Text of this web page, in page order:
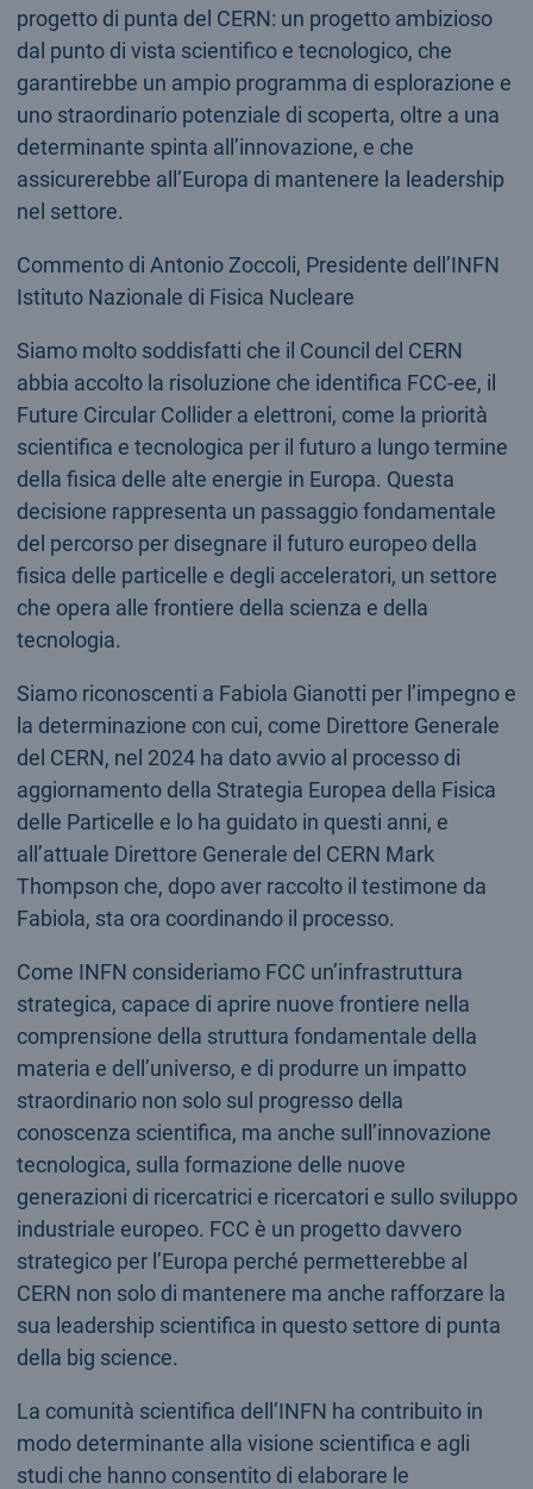
progetto di punta del CERN: un progetto ambizioso
dal punto di vista scientifico e tecnologico, che
garantirebbe un ampio programma di esplorazione e
uno straordinario potenziale di scoperta, oltre a una
determinante spinta all’innovazione, e che
assicurerebbe all’Europa di mantenere la leadership
nel settore.
Commento di Antonio Zoccoli, Presidente dell’INFN
Istituto Nazionale di Fisica Nucleare
Siamo molto soddisfatti che il Council del CERN
abbia accolto la risoluzione che identifica FCC-ee, il
Future Circular Collider a elettroni, come la priorità
scientifica e tecnologica per il futuro a lungo termine
della fisica delle alte energie in Europa. Questa
decisione rappresenta un passaggio fondamentale
del percorso per disegnare il futuro europeo della
fisica delle particelle e degli acceleratori, un settore
che opera alle frontiere della scienza e della
tecnologia.
Siamo riconoscenti a Fabiola Gianotti per l’impegno e
la determinazione con cui, come Direttore Generale
del CERN, nel 2024 ha dato avvio al processo di
aggiornamento della Strategia Europea della Fisica
delle Particelle e lo ha guidato in questi anni, e
all’attuale Direttore Generale del CERN Mark
Thompson che, dopo aver raccolto il testimone da
Fabiola, sta ora coordinando il processo.
Come INFN consideriamo FCC un’infrastruttura
strategica, capace di aprire nuove frontiere nella
comprensione della struttura fondamentale della
materia e dell’universo, e di produrre un impatto
straordinario non solo sul progresso della
conoscenza scientifica, ma anche sull’innovazione
tecnologica, sulla formazione delle nuove
generazioni di ricercatrici e ricercatori e sullo sviluppo
industriale europeo. FCC è un progetto davvero
strategico per l’Europa perché permetterebbe al
CERN non solo di mantenere ma anche rafforzare la
sua leadership scientifica in questo settore di punta
della big science.
La comunità scientifica dell’INFN ha contribuito in
modo determinante alla visione scientifica e agli
studi che hanno consentito di elaborare le